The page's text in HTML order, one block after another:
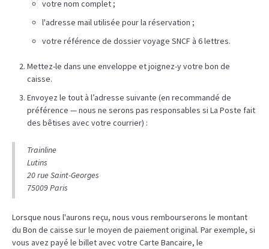
votre nom complet ;
l'adresse mail utilisée pour la réservation ;
votre référence de dossier voyage SNCF à 6 lettres.
Mettez-le dans une enveloppe et joignez-y votre bon de
caisse.
Envoyez le tout à l’adresse suivante (en recommandé de
préférence — nous ne serons pas responsables si La Poste fait
des bêtises avec votre courrier) :
Trainline
Lutins
20 rue Saint-Georges
75009 Paris
Lorsque nous l'aurons reçu, nous vous rembourserons le montant
du Bon de caisse sur le moyen de paiement original. Par exemple, si
vous avez payé le billet avec votre Carte Bancaire, le